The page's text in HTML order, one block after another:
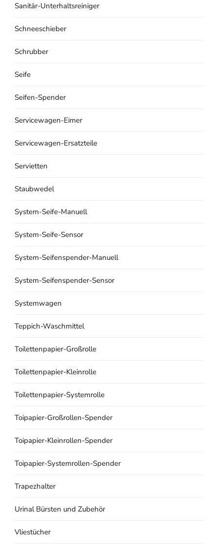
Sanitär-Unterhaltsreiniger
Schneeschieber
Schrubber
Seife
Seifen-Spender
Servicewagen-Eimer
Servicewagen-Ersatzteile
Servietten
Staubwedel
System-Seife-Manuell
System-Seife-Sensor
System-Seifenspender-Manuell
System-Seifenspender-Sensor
Systemwagen
Teppich-Waschmittel
Toilettenpapier-Großrolle
Toilettenpapier-Kleinrolle
Toilettenpapier-Systemrolle
Toipapier-Großrollen-Spender
Toipapier-Kleinrollen-Spender
Toipapier-Systemrollen-Spender
Trapezhalter
Urinal Bürsten und Zubehör
Vliestücher